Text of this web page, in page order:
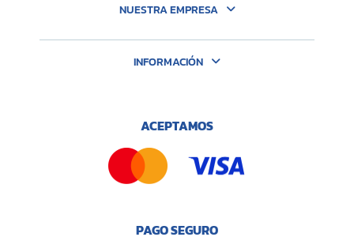
NUESTRA EMPRESA
INFORMACIÓN
ACEPTAMOS
PAGO SEGURO